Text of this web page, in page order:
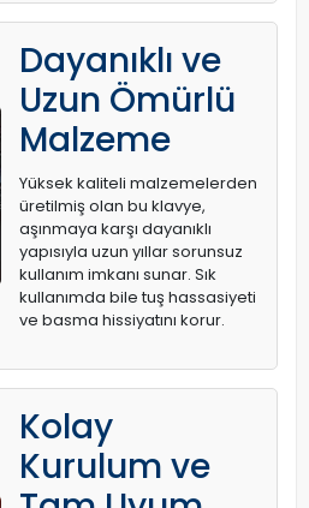
Dayanıklı ve
Uzun Ömürlü
Malzeme
Yüksek kaliteli malzemelerden
üretilmiş olan bu klavye,
aşınmaya karşı dayanıklı
yapısıyla uzun yıllar sorunsuz
kullanım imkanı sunar. Sık
kullanımda bile tuş hassasiyeti
ve basma hissiyatını korur.
Kolay
Kurulum ve